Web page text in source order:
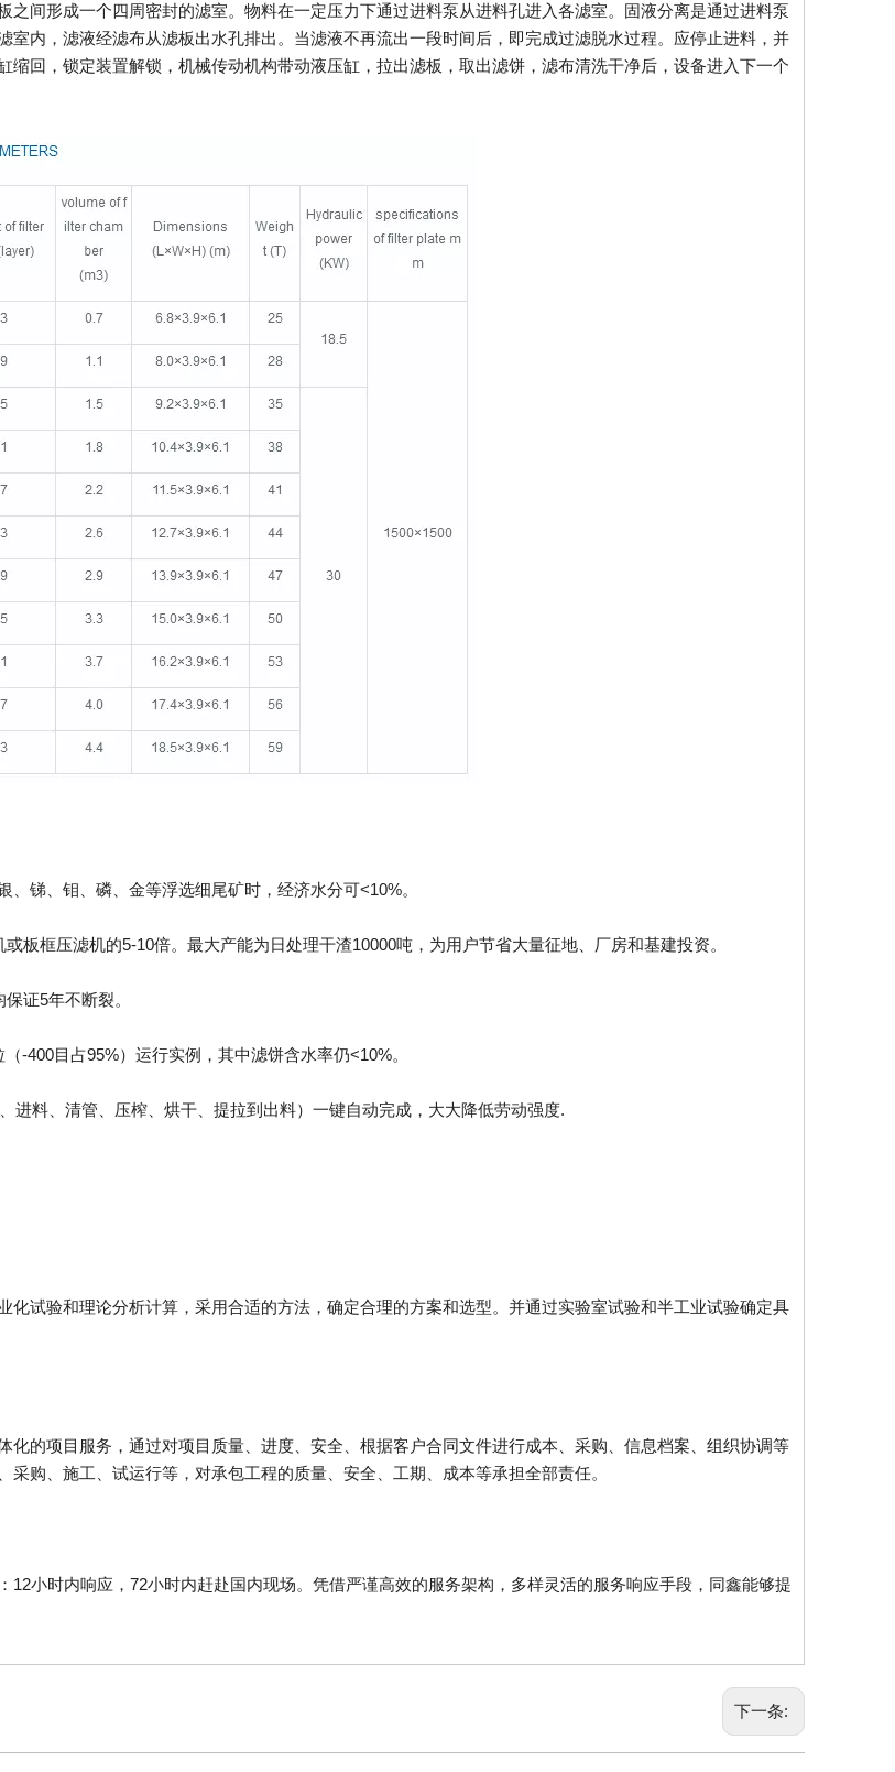
间形成一个四周密封的滤室。物料在一定压力下通过进料泵从进料孔进入各滤室。固液分离是通过进料泵
内，滤液经滤布从滤板出水孔排出。当滤液不再流出一段时间后，即完成过滤脱水过程。应停止进料，并
回，锁定装置解锁，机械传动机构带动液压缸，拉出滤板，取出滤饼，滤布清洗干净后，设备进入下一个
锑、钼、磷、金等浮选细尾矿时，经济水分可<10%。
板框压滤机的5-10倍。最大产能为日处理干渣10000吨，为用户节省大量征地、厂房和基建投资。
证5年不断裂。
-400目占95%）运行实例，其中滤饼含水率仍<10%。
料、清管、压榨、烘干、提拉到出料）一键自动完成，大大降低劳动强度.
试验和理论分析计算，采用合适的方法，确定合理的方案和选型。并通过实验室试验和半工业试验确定具
的项目服务，通过对项目质量、进度、安全、根据客户合同文件进行成本、采购、信息档案、组织协调等
购、施工、试运行等，对承包工程的质量、安全、工期、成本等承担全部责任。
小时内响应，72小时内赶赴国内现场。凭借严谨高效的服务架构，多样灵活的服务响应手段，同鑫能够提
下一条: